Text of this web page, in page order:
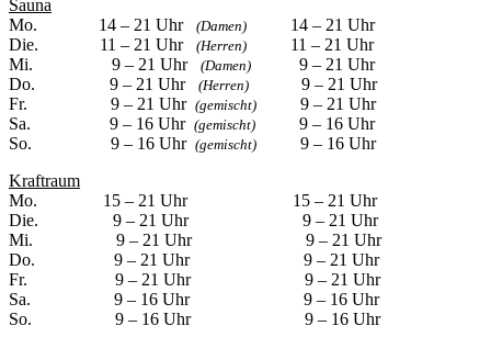
Sauna
Mo. 14 – 21 Uhr (Damen) 14 – 21 Uhr
Die. 11 – 21 Uhr (Herren) 11 – 21 Uhr
Mi. 9 – 21 Uhr (Damen) 9 – 21 Uhr
Do. 9 – 21 Uhr (Herren) 9 – 21 Uhr
Fr. 9 – 21 Uhr (gemischt) 9 – 21 Uhr
Sa. 9 – 16 Uhr (gemischt) 9 – 16 Uhr
So. 9 – 16 Uhr (gemischt) 9 – 16 Uhr
Kraftraum
Mo. 15 – 21 Uhr 15 – 21 Uhr
Die. 9 – 21 Uhr 9 – 21 Uhr
Mi. 9 – 21 Uhr 9 – 21 Uhr
Do. 9 – 21 Uhr 9 – 21 Uhr
Fr. 9 – 21 Uhr 9 – 21 Uhr
Sa. 9 – 16 Uhr 9 – 16 Uhr
So. 9 – 16 Uhr 9 – 16 Uhr